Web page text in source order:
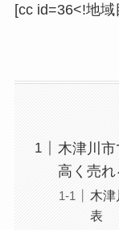
[cc id=36<!地
木津川
高く売れ
木
表